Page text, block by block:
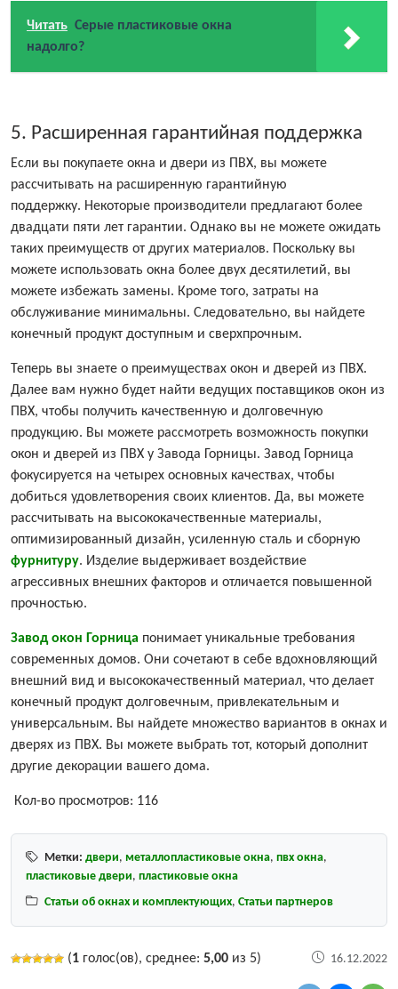
Читать Серые пластиковые окна
надолго?
5. Расширенная гарантийная поддержка
Если вы покупаете окна и двери из ПВХ, вы можете
рассчитывать на расширенную гарантийную
поддержку. Некоторые производители предлагают более
двадцати пяти лет гарантии. Однако вы не можете ожидать
таких преимуществ от других материалов. Поскольку вы
можете использовать окна более двух десятилетий, вы
можете избежать замены. Кроме того, затраты на
обслуживание минимальны. Следовательно, вы найдете
конечный продукт доступным и сверхпрочным.
Теперь вы знаете о преимуществах окон и дверей из ПВХ.
Далее вам нужно будет найти ведущих поставщиков окон из
ПВХ, чтобы получить качественную и долговечную
продукцию. Вы можете рассмотреть возможность покупки
окон и дверей из ПВХ у Завода Горницы. Завод Горница
фокусируется на четырех основных качествах, чтобы
добиться удовлетворения своих клиентов. Да, вы можете
рассчитывать на высококачественные материалы,
оптимизированный дизайн, усиленную сталь и сборную
фурнитуру. Изделие выдерживает воздействие
агрессивных внешних факторов и отличается повышенной
прочностью.
Завод окон Горница понимает уникальные требования
современных домов. Они сочетают в себе вдохновляющий
внешний вид и высококачественный материал, что делает
конечный продукт долговечным, привлекательным и
универсальным. Вы найдете множество вариантов в окнах и
дверях из ПВХ. Вы можете выбрать тот, который дополнит
другие декорации вашего дома.
Кол-во просмотров: 116
Метки: двери, металлопластиковые окна, пвх окна,
пластиковые двери, пластиковые окна
Статьи об окнах и комплектующих, Статьи партнеров
(1 голос(ов), среднее: 5,00 из 5) 16.12.2022